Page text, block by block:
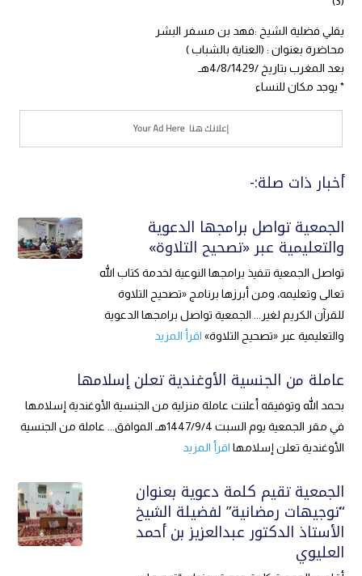
يقلي فضلية الشيخ :فهد بن مسفر البشر
محاضرة بعنوان : (العناية بالشباب )
بعد المغرب بتاريخ /4/8/1429هـ
* يوجد مكان للنساء
أخبار ذات صلة:-
الجمعية تواصل برامجها الدعوية
والتعليمية عبر «تصحيح التلاوة»
تواصل الجمعية تنفيذ برامجها النوعية لخدمة كتاب الله
تعالى وتعليمه، ومن أبرزها برنامج «تصحيح التلاوة
للقرآن الكريم لغير... الجمعية تواصل برامجها الدعوية
والتعليمية عبر «تصحيح التلاوة» اقرأ المزيد
عاملة من الجنسية الأوغندية تعلن إسلامها
بحمد الله وتوفيقه أعلنت عاملة منزلية من الجنسية الأوغندية إسلامها
في مقر الجمعية يوم السبت 1447/9/4هـ الموافق... عاملة من الجنسية
الأوغندية تعلن إسلامها اقرأ المزيد
الجمعية تقيم كلمة دعوية بعنوان
“توجيهات رمضانية” لفضيلة الشيخ
الأستاذ الدكتور عبدالعزيز بن أحمد
العليوي